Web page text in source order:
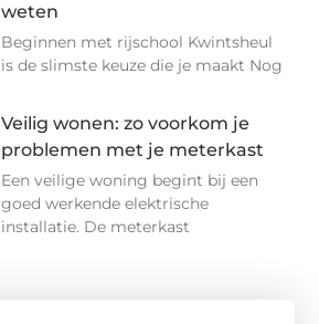
weten
Beginnen met rijschool Kwintsheul
is de slimste keuze die je maakt Nog
Veilig wonen: zo voorkom je
problemen met je meterkast
Een veilige woning begint bij een
goed werkende elektrische
installatie. De meterkast